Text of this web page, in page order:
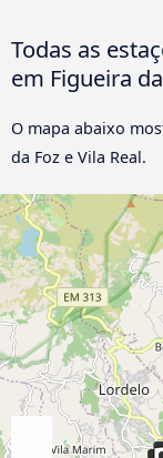
Todas as
em Figueira
O mapa abaixo
da Foz e Vila Real.